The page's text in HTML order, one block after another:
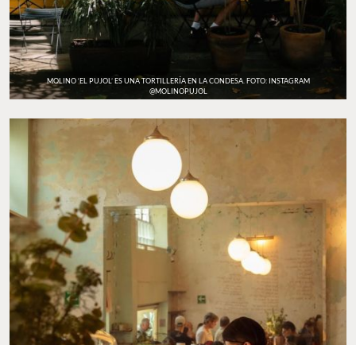
MOLINO ‘EL PUJOL’ ES UNA TORTILLERÍA EN LA CONDESA. FOTO: INSTAGRAM
@MOLINOPUJOL